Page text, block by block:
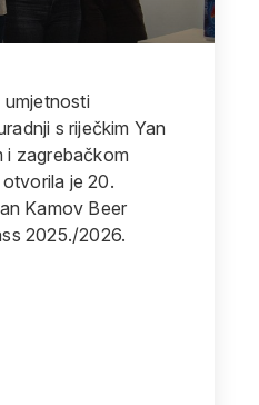
umjetnosti
s riječkim Yan
i zagrebačkom
je 20.
Kamov Beer
2025./2026.